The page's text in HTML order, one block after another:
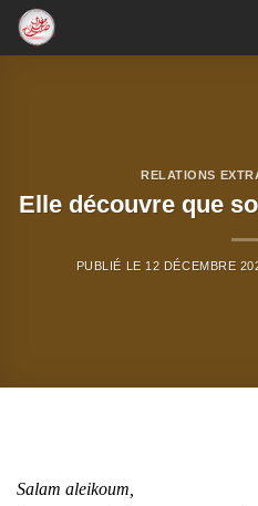
Passer
RELATIONS
Elle découvre que
PUBLIÉ LE 12 DÉCEMBRE
Salam aleikoum,